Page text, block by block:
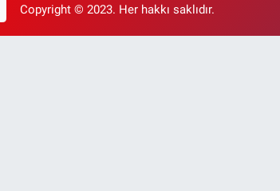
Copyright © 2023. Her hakkı saklıdır.